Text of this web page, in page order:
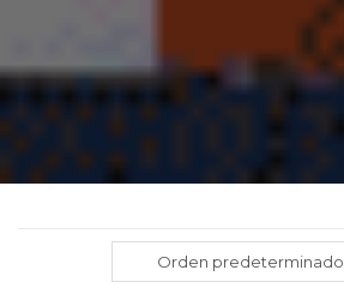
Orden predeterminado